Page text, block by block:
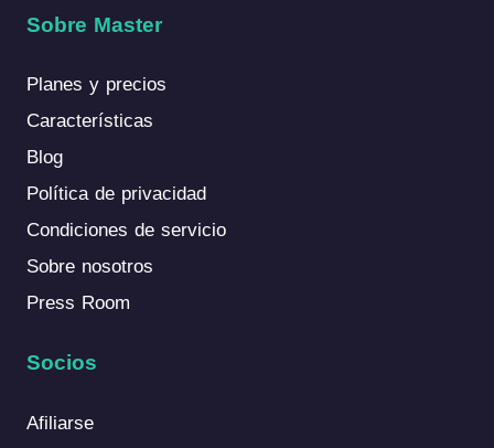
Sobre Master
Planes y precios
Características
Blog
Política de privacidad
Condiciones de servicio
Sobre nosotros
Press Room
Socios
Afiliarse